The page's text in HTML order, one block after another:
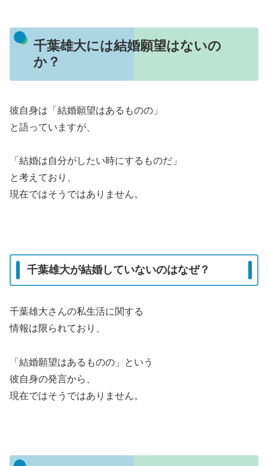
千葉雄大には結婚願望はないの
か？
彼自身は「結婚願望はあるものの」
と語っていますが、
「結婚は自分がしたい時にするものだ」
と考えており、
現在ではそうではありません。
千葉雄大が結婚していないのはなぜ？
千葉雄大さんの私生活に関する
情報は限られており、
「結婚願望はあるものの」という
彼自身の発言から、
現在ではそうではありません。